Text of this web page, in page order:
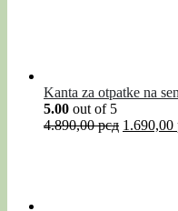
Kanta za otpatke na
5.00 out of 5
4.890,00рсд 1.690,00